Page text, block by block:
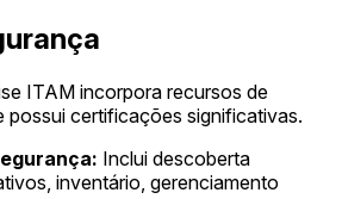
ITAM incorpora recursos de
possui certificações significativas.
Inclui descoberta
inventário, gerenciamento